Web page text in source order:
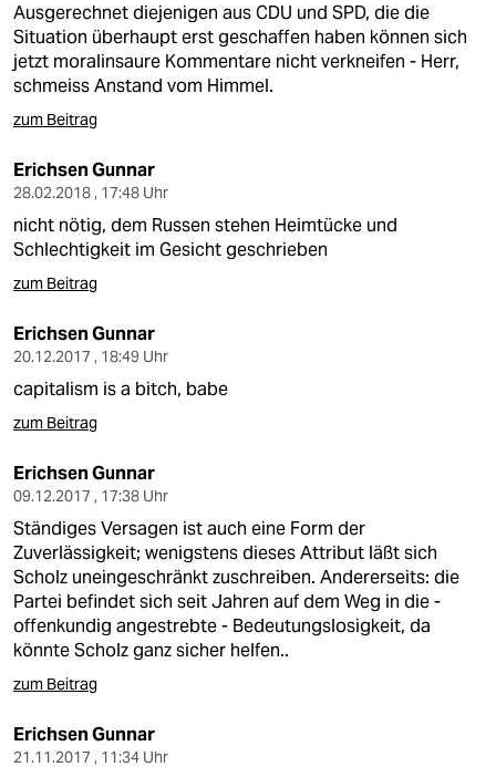
Ausgerechnet diejenigen aus CDU und SPD, die die
Situation überhaupt erst geschaffen haben können sich
jetzt moralinsaure Kommentare nicht verkneifen - Herr,
schmeiss Anstand vom Himmel.
zum Beitrag
Erichsen Gunnar
28.02.2018 , 17:48 Uhr
nicht nötig, dem Russen stehen Heimtücke und
Schlechtigkeit im Gesicht geschrieben
zum Beitrag
Erichsen Gunnar
20.12.2017 , 18:49 Uhr
capitalism is a bitch, babe
zum Beitrag
Erichsen Gunnar
09.12.2017 , 17:38 Uhr
Ständiges Versagen ist auch eine Form der
Zuverlässigkeit; wenigstens dieses Attribut läßt sich
Scholz uneingeschränkt zuschreiben. Andererseits: die
Partei befindet sich seit Jahren auf dem Weg in die -
offenkundig angestrebte - Bedeutungslosigkeit, da
könnte Scholz ganz sicher helfen..
zum Beitrag
Erichsen Gunnar
21.11.2017 , 11:34 Uhr